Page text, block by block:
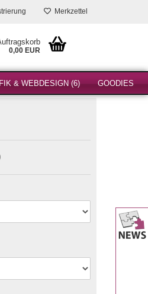
Merkzettel
0,00 EUR
& WEBDESIGN (6) GOODIES